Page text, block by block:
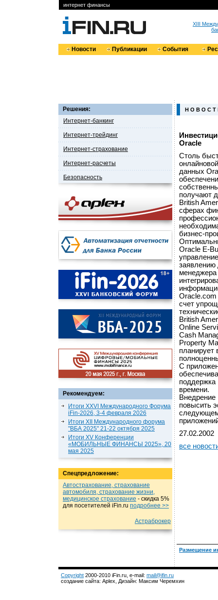
интернет финансы
XIII
Новости Публикации События
Решения:
Интернет-банкинг
Интернет-трейдинг
Интернет-страхование
Интернет-расчеты
Безопасность
Рекомендуем:
Итоги XXVI Международного Форума
iFin-2026, 3-4 февраля 2026
Итоги XII Международного форума
"ВБА 2025" 21-22 октября 2025
Итоги XV Конференции
«МОБИЛЬНЫЕ ФИНАНСЫ 2025», 20
мая 2025
Спецпредложение:
Автострахование, страхование
автомобиля, страхование жизни,
медицинское страхование - cкидка 5%
для посетителей iFin.ru подробнеe >>
Астраброкер
Н О В О С Т
Oracle
Столь
данных
получают
British
сферах
бизнес-
Oracle E-
заявлению
менеджера
Oracle.com
счет
British
Online
Cash
Property
планирует
С
поддержка
времени.
Внедрение
повысить
следующем
27.02.2002
все
Размещение
Copyright 2000-2010 iFin.ru, e-mail: mail@ifin.ru
создание сайта: Aplex, Дизайн: Максим Черемхин